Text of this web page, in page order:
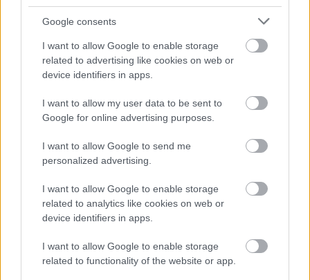
Google consents
I want to allow Google to enable storage
related to advertising like cookies on web or
device identifiers in apps.
I want to allow my user data to be sent to
Google for online advertising purposes.
I want to allow Google to send me
personalized advertising.
I want to allow Google to enable storage
related to analytics like cookies on web or
device identifiers in apps.
I want to allow Google to enable storage
related to functionality of the website or app.
«Θερινό Σινεμά – Μαζί για την Ψυχική Υγεία» από